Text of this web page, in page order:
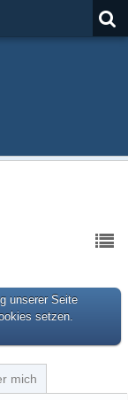
unserer Seite
setzen.
mich